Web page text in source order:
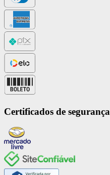
Certificados de segurança